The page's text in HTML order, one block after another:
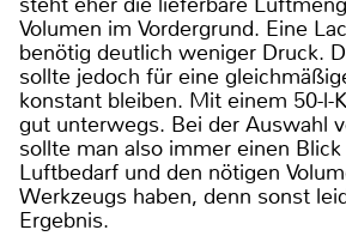
Volumen im Vordergrund. Eine
benötig deutlich weniger Druck.
sollte jedoch für eine
konstant bleiben. Mit einem 50-l-
gut unterwegs. Bei der Auswahl
sollte man also immer einen
Luftbedarf und den nötigen
Werkzeugs haben, denn sonst
Ergebnis.